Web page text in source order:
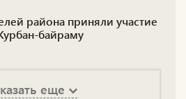
района приняли участие
байраму
еще